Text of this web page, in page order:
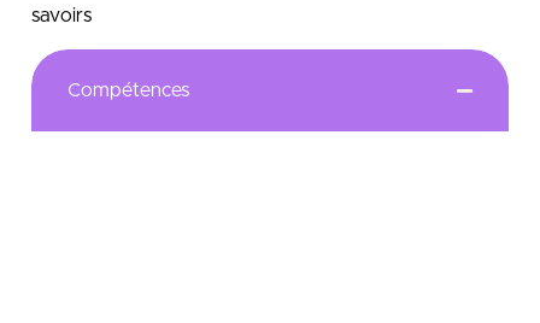
savoirs
Compétences